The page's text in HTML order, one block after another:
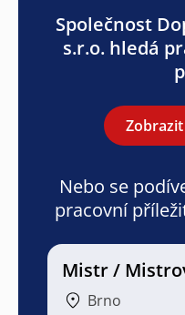
Společnost
s.r.o. hledá
Nebo se
pracovní
Mistr /
Brno